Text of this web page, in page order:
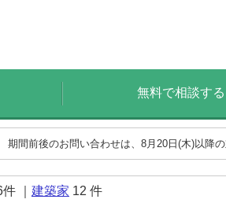
無料で相談する
期間前後のお問い合わせは、8月20日(木)以降
件 ｜ 建築家 12 件